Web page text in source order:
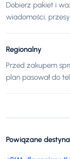
Dobierz pakiet i
wiadomości,
Regionalny
Przed zakupem
plan pasował do
Powiązane